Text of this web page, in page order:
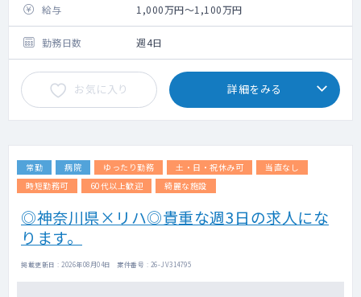
【勤務内容】
・入所者定員100名（一般棟60名・認知症専
門棟40名）の管理 ※現在92～93名程の稼働
・通所定員20名の診察 ※現在平均12名程
・看取りは翌朝対応となりますので、お休み
時や夜間などは関連病院の医師で対応できる
範囲は対応しております。
給与 1,000万円～1,100万円
勤務日数 週4日
お気に入り 詳細をみる
常勤 病院 ゆったり勤務 土・日・祝休み可
当直なし
時短勤務可
60代以上歓迎 綺麗な施設
◎神奈川県×リハ◎貴重な週3日の求人にな
ります。
掲載更新日 : 2026年08月04日 案件番号 : 26-JV314795